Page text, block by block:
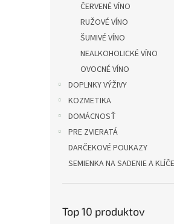
ČERVENÉ VÍNO
RUŽOVÉ VÍNO
ŠUMIVÉ VÍNO
NEALKOHOLICKÉ VÍNO
OVOCNÉ VÍNO
DOPLNKY VÝŽIVY
KOZMETIKA
DOMÁCNOSŤ
PRE ZVIERATÁ
DARČEKOVÉ POUKAZY
SEMIENKA NA SADENIE A
Top 10 produktov